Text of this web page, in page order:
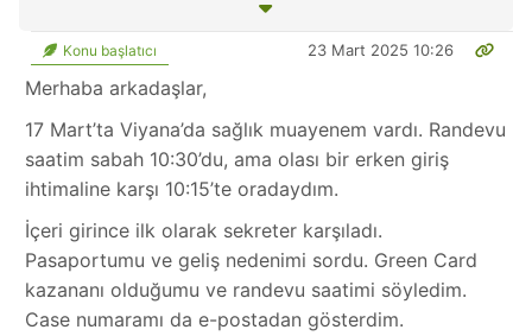
Konu başlatıcı 23 Mart 2025 10:26
Merhaba arkadaşlar,
17 Mart’ta Viyana’da sağlık muayenem vardı. Randevu
saatim sabah 10:30’du, ama olası bir erken giriş
ihtimaline karşı 10:15’te oradaydım.
İçeri girince ilk olarak sekreter karşıladı.
Pasaportumu ve geliş nedenimi sordu. Green Card
kazananı olduğumu ve randevu saatimi söyledim.
Case numaramı da e-postadan gösterdim.